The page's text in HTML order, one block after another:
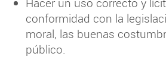
conformidad con la
moral, las buenas
público.